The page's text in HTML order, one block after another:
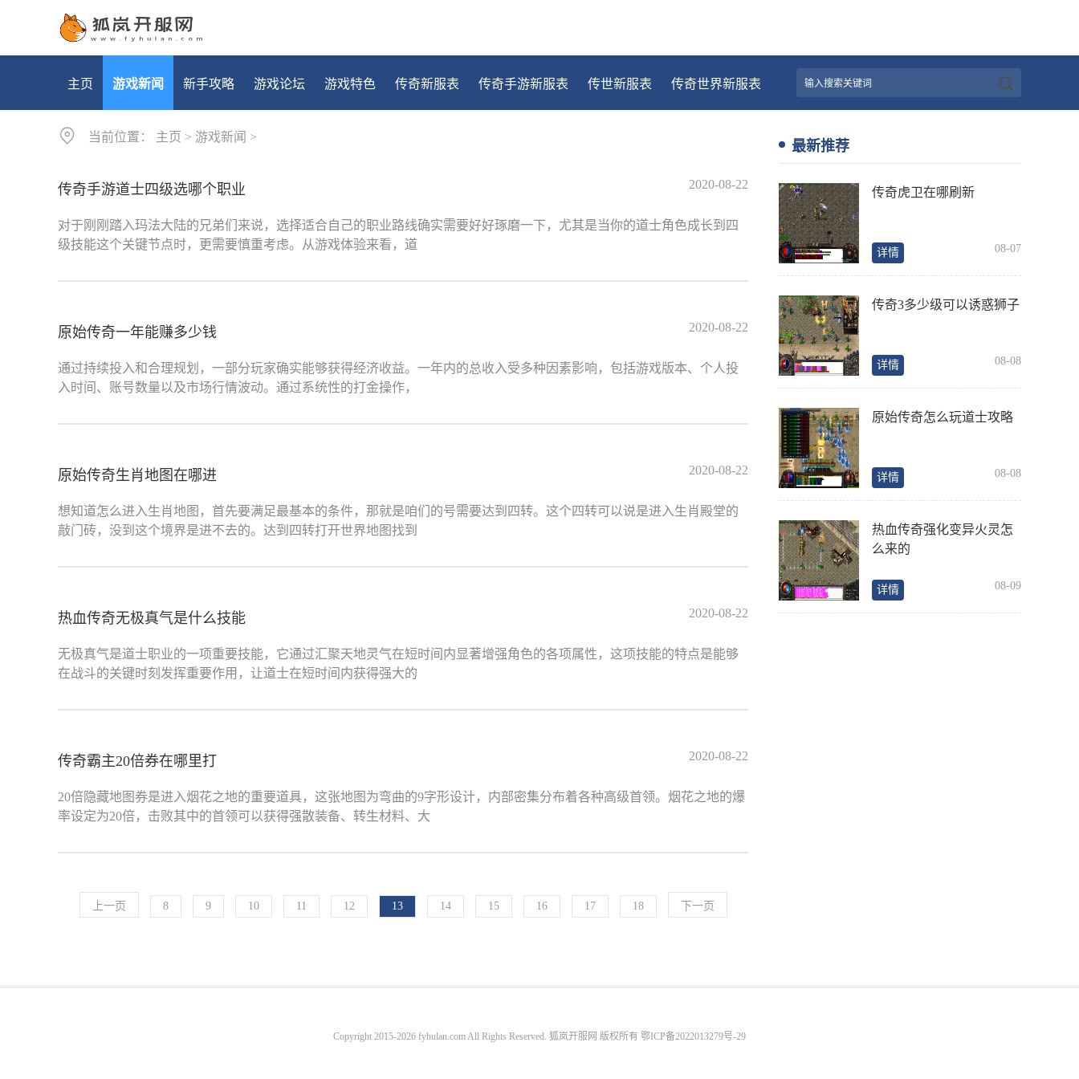
主页 游戏新闻 新手攻略 游戏论坛 游戏特色 传奇新服表 传奇手游新服表 传世新服表 传奇世界新服表
当前位置： 主页 > 游戏新闻 >
传奇手游道士四级选哪个职业 2020-08-22
对于刚刚踏入玛法大陆的兄弟们来说，选择适合自己的职业路线确实需要好好琢磨一下，尤其是当你的道士角色成长到四
级技能这个关键节点时，更需要慎重考虑。从游戏体验来看，道
原始传奇一年能赚多少钱 2020-08-22
通过持续投入和合理规划，一部分玩家确实能够获得经济收益。一年内的总收入受多种因素影响，包括游戏版本、个人投
入时间、账号数量以及市场行情波动。通过系统性的打金操作，
原始传奇生肖地图在哪进 2020-08-22
想知道怎么进入生肖地图，首先要满足最基本的条件，那就是咱们的号需要达到四转。这个四转可以说是进入生肖殿堂的
敲门砖，没到这个境界是进不去的。达到四转打开世界地图找到
热血传奇无极真气是什么技能 2020-08-22
无极真气是道士职业的一项重要技能，它通过汇聚天地灵气在短时间内显著增强角色的各项属性，这项技能的特点是能够
在战斗的关键时刻发挥重要作用，让道士在短时间内获得强大的
传奇霸主20倍券在哪里打 2020-08-22
20倍隐藏地图券是进入烟花之地的重要道具，这张地图为弯曲的9字形设计，内部密集分布着各种高级首领。烟花之地的爆
率设定为20倍，击败其中的首领可以获得强散装备、转生材料、大
上一页 8 9 10 11 12 13 14 15 16 17 18 下一页
最新推荐
传奇虎卫在哪刷新
详情 08-07
传奇3多少级可以诱惑狮子
详情 08-08
原始传奇怎么玩道士攻略
详情 08-08
热血传奇强化变异火灵怎
么来的
详情 08-09
Copyright 2015-2026 fyhulan.com All Rights Reserved. 狐岚开服网 版权所有 鄂ICP备2022013279号-29